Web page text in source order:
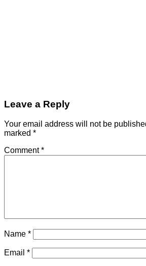
Leave a Reply
Your email address will not be
marked *
Comment*
Name *
Email *